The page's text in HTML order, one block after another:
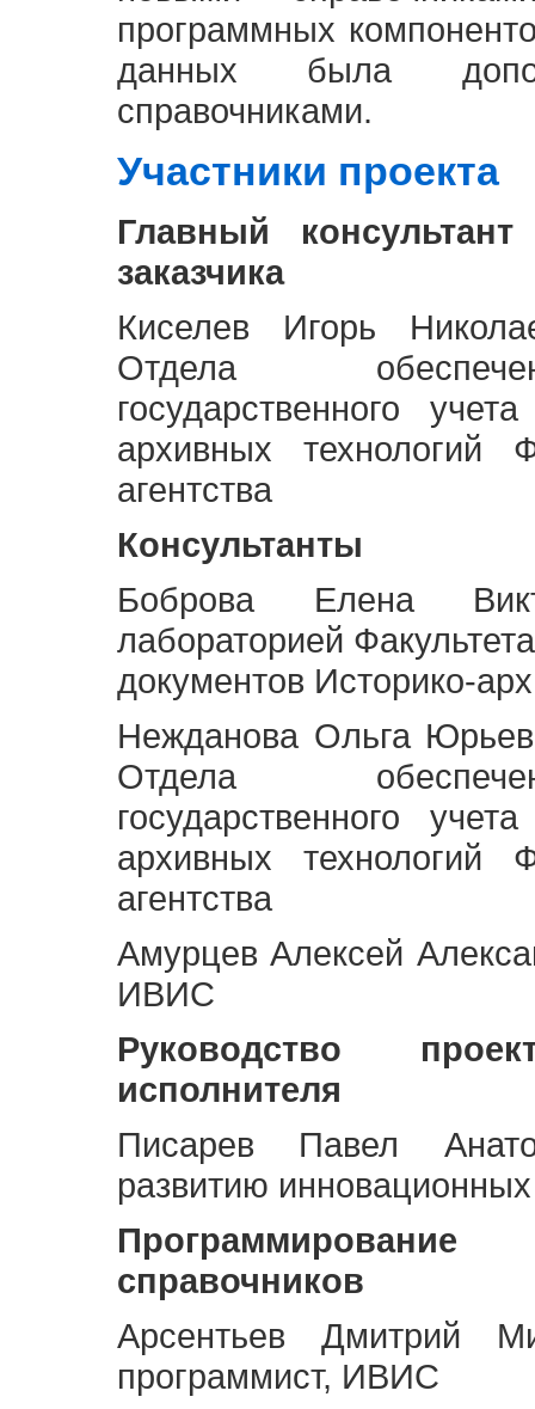
программных
данных была
справочниками.
Участники проекта
Главный
заказчика
Киселев Игорь
Отдела
государственного
архивных технологий
агентства
Консультанты
Боброва Елена
лабораторией
документов Историко-
Нежданова Ольга
Отдела
государственного
архивных технологий
агентства
Амурцев Алексей
ИВИС
Руководство
исполнителя
Писарев Павел
развитию
Программирование
справочников
Арсентьев Дмитрий
программист, ИВИС